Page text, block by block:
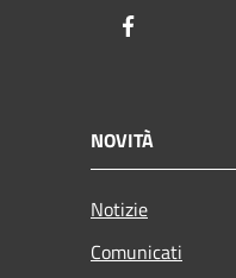
NOVITÀ
Notizie
Comunicati